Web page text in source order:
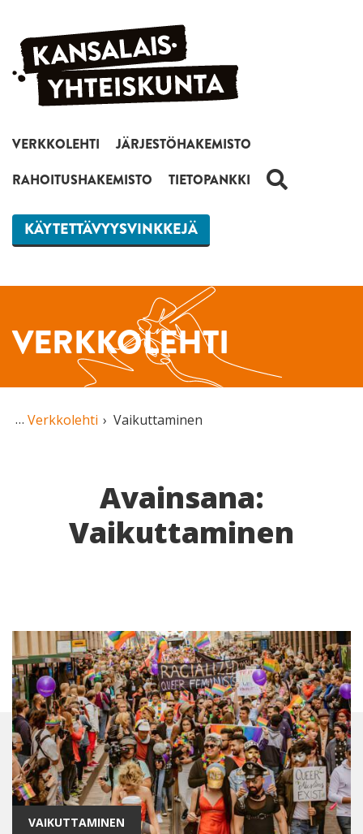
Siirry sisältöön
VERKKOLEHTI
JÄRJESTÖHAKEMISTO
RAHOITUSHAKEMISTO
TIETOPANKKI HAKU
KÄYTETTÄVYYSVINKKEJÄ
VERKKOLEHTI
Verkkolehti Vaikuttaminen
Avainsana:
Vaikuttaminen
VAIKUTTAMINEN